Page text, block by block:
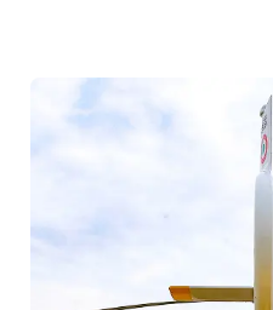
In cerca della
CHIARISCI I TUOI
FREQUENTI